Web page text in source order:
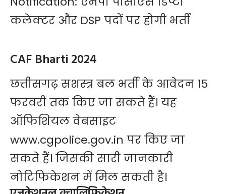
कलेक्टर और DSP पदों पर होगी भर्ती
CAF Bharti 2024
छत्तीसगढ़ सशस्त्र बल भर्ती के आवेदन 15
फरवरी तक किए जा सकते हैं। यह
ऑफिशियल वेबसाइट
www.cgpolice.gov.in पर किए जा
सकते हैं। जिसकी सारी जानकारी
नोटिफिकेशन में मिल सकती है।